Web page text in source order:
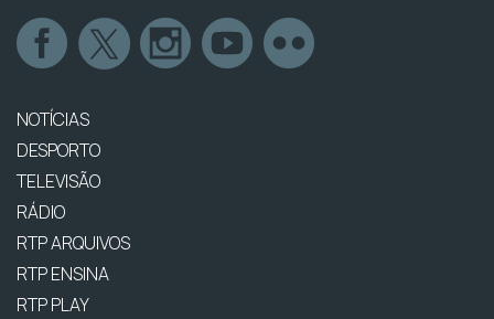
NOTÍCIAS
DESPORTO
TELEVISÃO
RÁDIO
RTP ARQUIVOS
RTP ENSINA
RTP PLAY